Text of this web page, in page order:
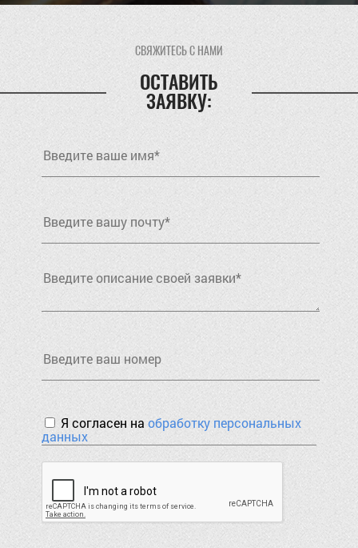
СВЯЖИТЕСЬ С НАМИ
ОСТАВИТЬ
ЗАЯВКУ:
Я согласен наобработку персональных
данных